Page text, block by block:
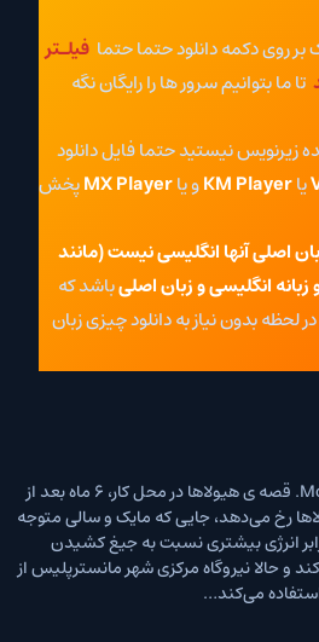
بر روی دکمه دانلود حتما حتما فیلـتر
تا ما بتوانیم سرور ها را رایگان نگه
زیرنویس نیستید حتما فایل دانلود
یاKM Playerو یاMX Playerپخش
اصلی آنها انگلیسی نیست (مانند
انگلیسی و زبان اصلیباشد که
لحظه بدون نیاز به دانلود چیزی زبان
دانلود سریال Monsters at Work. قصه ی هیولاها در محل کار، ۶ ماه بعد از
رخ می‌دهد، جایی که مایک و سالی متوجه
انرژی بیشتری نسبت به جیغ کشیدن
حالا نیروگاه مرکزی شهر مانسترپلیس از
می‌کند…